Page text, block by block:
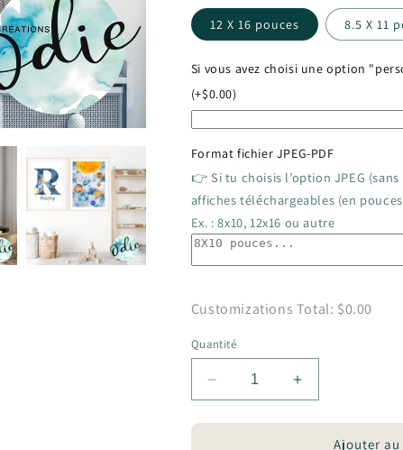
12 X 16 pouces 8.5 X 11
Si vous avez choisi une option
(+$0.00)
Format fichier JPEG-PDF
👉 Si tu choisis l’option JPEG
affiches téléchargeables (en
Ex. : 8x10, 12x16 ou autre
Customizations Total: $0.00
Quantité
Réduire
la
quantité
Augmenter
la
quantité
Ajouter